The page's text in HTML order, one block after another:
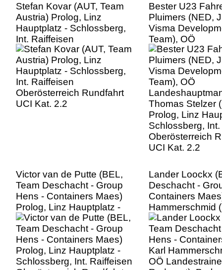
Stefan Kovar (AUT, Team
Austria) Prolog, Linz
Hauptplatz - Schlossberg,
Int. Raiffeisen
Oberösterreich Rundfahrt
UCI Kat. 2.2
Bester U23
Pluimers (NED,
Visma
Team), OÖ
Thomas Stelzer
Prolog, Linz
Schlossberg,
Oberösterreich
UCI Kat. 2.2
Victor van de Putte (BEL,
Team Deschacht - Group
Hens - Containers Maes)
Prolog, Linz Hauptplatz -
Schlossberg, Int. Raiffeisen
Oberösterreich Rundfahrt
UCI Kat. 2.2
Lander Loockx
Deschacht -
Containers
Hammerschmid
Landestrainer
Prolog, Linz
Schlossberg,
Oberösterreich
UCI Kat. 2.2